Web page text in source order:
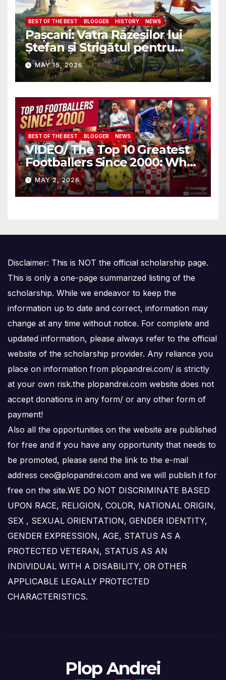
BEST OF THE BEST BLOGGER HISTORY NEWS
Pașcani: Vatra Răzeșilor lui
Ștefan și Strigătul pentru
Demnitate în Fața
Amalgamării
MAY 15, 2026
BEST OF THE BEST BLOGGER NEWS
VIDEO/ The Top 10 Greatest
Footballers Since 2000: Who
Is Number One
MAY 2, 2026
Disclaimer: This is NOT the official scholarship page.
This is only a one-page summarized listing of the
scholarship. While we endeavor to keep the
information up to date and correct, information may
change at any time without notice. For complete and
updated information, please always refer to the official
website of the scholarship provider. Any reliance you
place on information from plopandrei.com/ is strictly
at your own risk.the plopandrei.com website does not
accept donations in any form/ or any other form of
payment!
Also all the opportunities on the website are published
for free and if you have any opportunity that needs to
be promoted, please send the link to the e-mail
address ceo@plopandrei.com and we will publish it for
free on the site.WE DO NOT DISCRIMINATE BASED
UPON RACE, RELIGION, COLOR, NATIONAL ORIGIN,
SEX , SEXUAL ORIENTATION, GENDER IDENTITY,
GENDER EXPRESSION, AGE, STATUS AS A
PROTECTED VETERAN, STATUS AS AN
INDIVIDUAL WITH A DISABILITY, OR OTHER
APPLICABLE LEGALLY PROTECTED
CHARACTERISTICS.
Plop Andrei